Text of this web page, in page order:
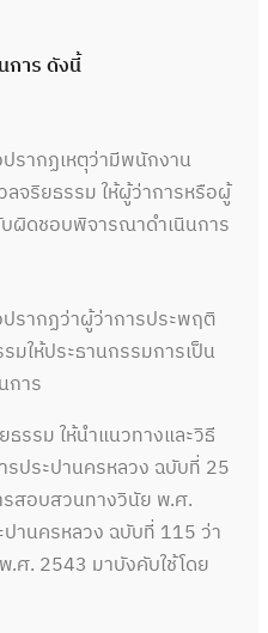
การ ดังนี้
รากฏเหตุว่ามีพนักงาน
จริยธรรม ให้ผู้ว่าการหรือผู้
ผิดชอบพิจารณาดำเนินการ
รากฏว่าผู้ว่าการประพฤติ
ให้ประธานกรรมการเป็น
การ
รรม ให้นำแนวทางและวิธี
ประปานครหลวง ฉบับที่ 25
สอบสวนทางวินัย พ.ศ.
านครหลวง ฉบับที่ 115 ว่า
.ศ. 2543 มาบังคับใช้โดย